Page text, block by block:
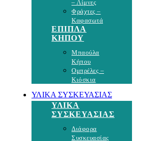
– Λίμνες
Φράχτες –
Καφασωτά
ΕΠΙΠΛΑ
ΚΗΠΟΥ
Μπαούλα
Κήπου
Ομπρέλες –
Κιόσκια
ΥΛΙΚΑ ΣΥΣΚΕΥΑΣΙΑΣ
ΥΛΙΚΑ
ΣΥΣΚΕΥΑΣΙΑΣ
Διάφορα
Συσκευασίας